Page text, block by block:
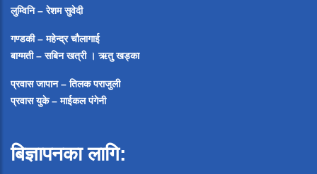
लुम्विनि – रेशम सुवेदी
गण्डकी – महेन्द्र चौलागाई
बाग्मती – सबिन खत्री ।ऋतु खड्का
प्रवास जापान – तिलक पराजुली
प्रवास युके – माईकल पंगेनी
बिज्ञापनका लागि: